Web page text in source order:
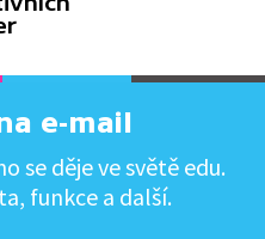
e-mail
se děje ve světě edu.
funkce a další.